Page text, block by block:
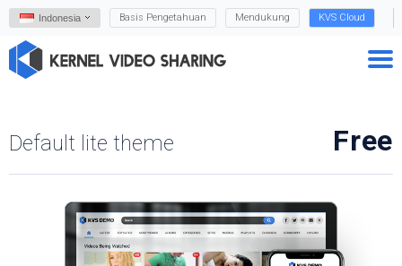
Indonesia Basis Pengetahuan Mendukung KVS Cloud
Default lite theme Free